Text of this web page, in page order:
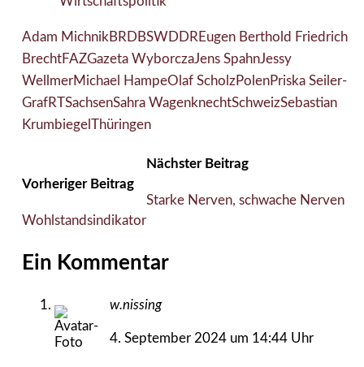
Adam Michnik BRD BSW DDR Eugen Berthold Friedrich
BrechtFAZGazeta WyborczaJens SpahnJessy
WellmerMichael HampeOlaf ScholzPolenPriska Seiler-
GrafRTSachsenSahra WagenknechtSchweizSebastian
Krumbiegel Thüringen
Vorheriger Beitrag
Wohlstandsindikator
Nächster Beitrag
Starke Nerven, schwache Nerven
Ein Kommentar
w.nissing
4. September 2024 um 14:44 Uhr